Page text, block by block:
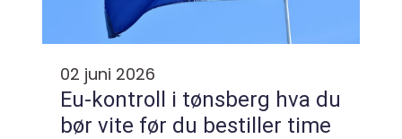
02 juni 2026
Eu-kontroll i tønsberg hva du
bør vite før du bestiller time